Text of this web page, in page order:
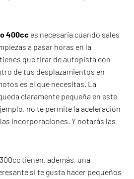
400cc es necesaria cuando sales
a pasar horas en la
que tirar de autopista con
de tus desplazamientos en
es el que necesitas. La
claramente pequeña en este
no te permite la aceleración
incorporaciones. Y notarás las
tienen, además, una
si te gusta hacer pequeños